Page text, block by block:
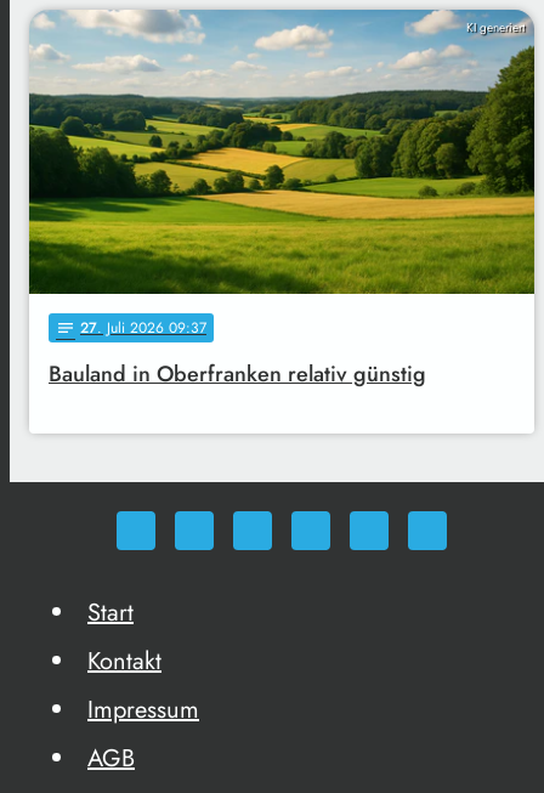
KI generiert
notes 27. Juli 2026 09:37
Bauland in Oberfranken relativ günstig
Start
Kontakt
Impressum
AGB